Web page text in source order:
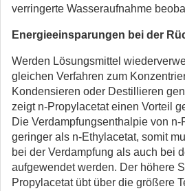
verringerte Wasseraufnahme
Energieeinsparungen bei der
Werden Lösungsmittel
gleichen Verfahren zum
Kondensieren oder Destillieren
zeigt n-Propylacetat einen Vorteil
Die Verdampfungsenthalpie von n-
geringer als n-Ethylacetat, somit
bei der Verdampfung als auch bei
aufgewendet werden. Der höhere
Propylacetat übt über die größere